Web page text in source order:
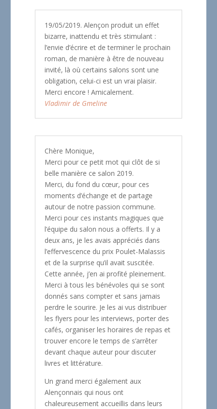
19/05/2019. Alençon produit un effet
bizarre, inattendu et très stimulant :
l’envie d’écrire et de terminer le prochain
roman, de manière à être de nouveau
invité, là où certains salons sont une
obligation, celui-ci est un vrai plaisir.
Merci encore ! Amicalement.
Vladimir de Gmeline
Chère Monique,
Merci pour ce petit mot qui clôt de si
belle manière ce salon 2019.
Merci, du fond du cœur, pour ces
moments d’échange et de partage
autour de notre passion commune.
Merci pour ces instants magiques que
l’équipe du salon nous a offerts. Il y a
deux ans, je les avais appréciés dans
l’effervescence du prix Poulet-Malassis
et de la surprise qu’il avait suscitée.
Cette année, j’en ai profité pleinement.
Merci à tous les bénévoles qui se sont
donnés sans compter et sans jamais
perdre le sourire. Je les ai vus distribuer
les flyers pour les interviews, porter des
cafés, organiser les horaires de repas et
trouver encore le temps de s’arrêter
devant chaque auteur pour discuter
livres et littérature.
Un grand merci également aux
Alençonnais qui nous ont
chaleureusement accueillis dans leurs